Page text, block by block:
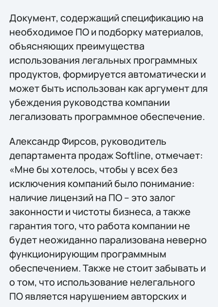
Документ, содержащий спецификацию на
необходимое ПО и подборку материалов,
объясняющих преимущества
использования легальных программных
продуктов, формируется автоматически и
может быть использован как аргумент для
убеждения руководства компании
легализовать программное обеспечение.
Александр Фирсов, руководитель
департамента продаж Softline, отмечает:
«Мне бы хотелось, чтобы у всех без
исключения компаний было понимание:
наличие лицензий на ПО – это залог
законности и чистоты бизнеса, а также
гарантия того, что работа компании не
будет неожиданно парализована неверно
функционирующим программным
обеспечением. Также не стоит забывать и
о том, что использование нелегального
ПО является нарушением авторских и